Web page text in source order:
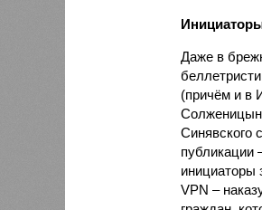
Даже в
(причём и в
Синявского
публикации
инициаторы
VPN –